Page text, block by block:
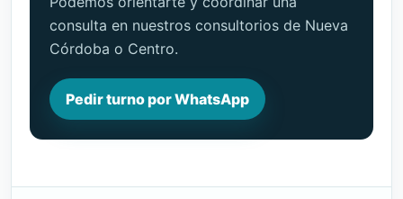
consulta en nuestros consultorios de Nueva
Córdoba o Centro.
Pedir turno por WhatsApp